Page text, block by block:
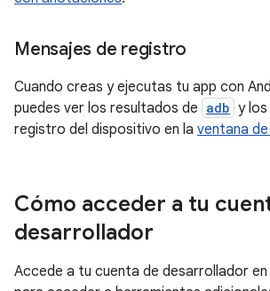
Mensajes de registro
Cuando creas y ejecutas tu app con
puedes ver los resultados de adb y los
registro del dispositivo en la ventana de
Cómo acceder a tu
desarrollador
Accede a tu cuenta de desarrollador